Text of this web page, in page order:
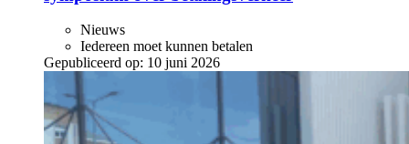
Nieuws
Iedereen moet kunnen betalen
Gepubliceerd op: 10 juni 2026